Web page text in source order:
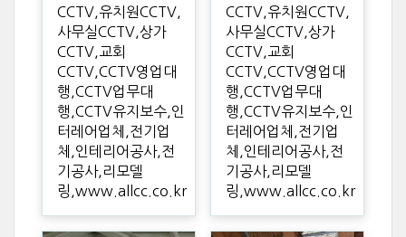
CCTV,유치원CCTV,
사무실CCTV,상가
CCTV,교회
CCTV,CCTV영업대
행,CCTV업무대
행,CCTV유지보수,인
터레어업체,전기업
체,인테리어공사,전
기공사,리모델
링,www.allcc.co.kr
CCTV,유치원CCTV,
사무실CCTV,상가
CCTV,교회
CCTV,CCTV영업대
행,CCTV업무대
행,CCTV유지보수,인
터레어업체,전기업
체,인테리어공사,전
기공사,리모델
링,www.allcc.co.kr